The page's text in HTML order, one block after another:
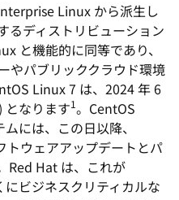
Linux から派生し
るディストリビューション
と機能的に同等であり、
やパブリッククラウド環境
Linux 7 は、2024 年 6
となります1。CentOS
には、この日以降、
トウェアアップデートとパ
Red Hat は、これが
ビジネスクリティカルな